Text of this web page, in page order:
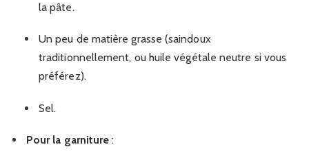
la pâte.
Un peu de matière grasse (saindoux
traditionnellement, ou huile végétale neutre si vous
préférez).
Sel.
Pour la garniture :